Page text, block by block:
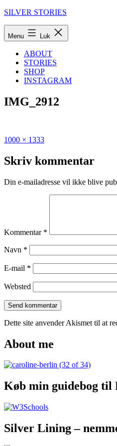
Fortsæt
SILVER STORIES
Menu Luk
ABOUT
STORIES
SHOP
INSTAGRAM
IMG_2912
Udgivet
48
hours
Brussels
Fuld
1000 × 1333
Skriv kommentar
Din e-mailadresse vil ikke blive
Kommentar *
Navn *
E-mail *
Websted
Dette site anvender Akismet til at
About me
Køb min guidebog til
Silver Lining –